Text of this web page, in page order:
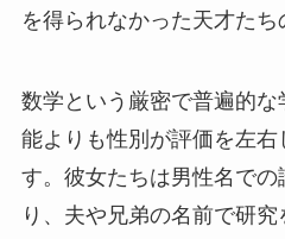
を得られなかった天才たち
数学という厳密で普遍的
能よりも性別が評価を左
す。彼女たちは男性名で
り、夫や兄弟の名前で研